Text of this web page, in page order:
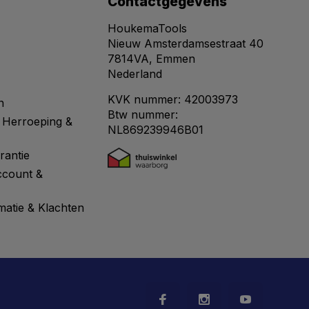
&
&
& Klachten
HoukemaTools
Nieuw Amsterdamsestraat 40
7814VA, Emmen
Nederland
KVK nummer: 42003973
Btw nummer:
NL869239946B01